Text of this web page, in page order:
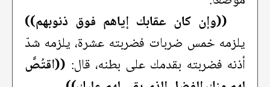
((وإن كان عقابك إياهم فوق ذنوبهم))
يلزمه خمس ضربات فضربته عشرة، يلزمه شدّ
أذنه فضربته بقدمك على بطنه، قال: ((اقتُصَّ